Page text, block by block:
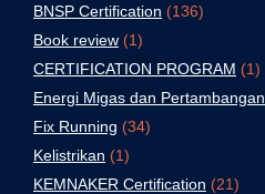
BNSP Certification (136)
Book review (1)
CERTIFICATION PROGRAM (1)
Energi Migas dan Pertambangan
Fix Running (34)
Kelistrikan (1)
KEMNAKER Certification (21)